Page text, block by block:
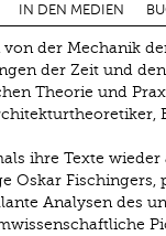
IN DEN MEDIEN
von der Mechanik
der Zeit und
Theorie und
ihre Texte
Oskar
Analysen des